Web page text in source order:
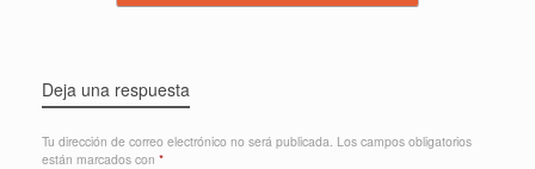
Deja una respuesta
Tu dirección de correo electrónico no será publicada. Los campos obligatorios
están marcados con *